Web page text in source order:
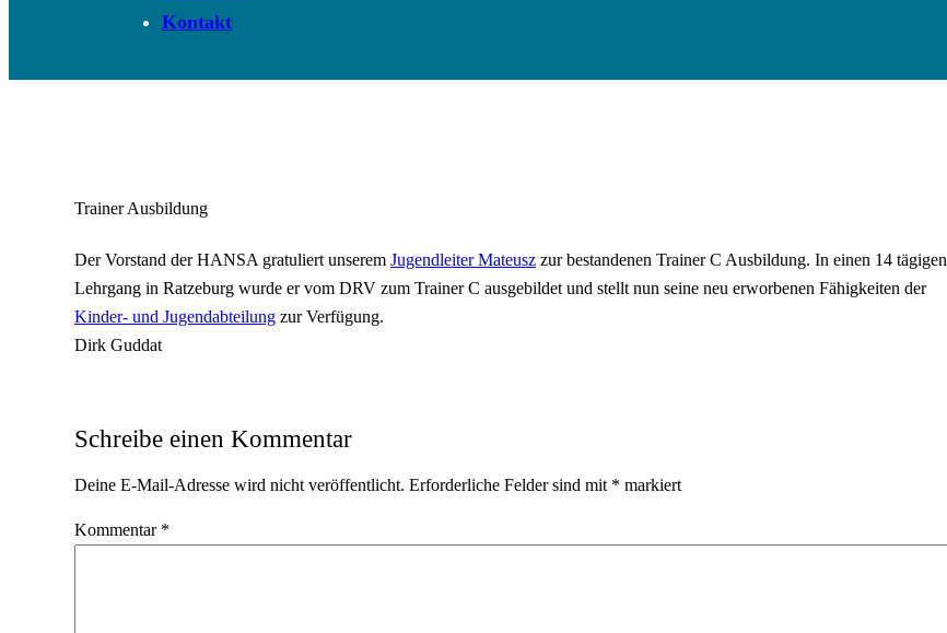
Kontakt
Trainer Ausbildung
Der Vorstand der HANSA gratuliert unserem Jugendleiter Mateusz zur bestandenen Trainer C Ausbildung. In einen 14 tägigen
Lehrgang in Ratzeburg wurde er vom DRV zum Trainer C ausgebildet und stellt nun seine neu erworbenen Fähigkeiten der
Kinder- und Jugendabteilung zur Verfügung.
Dirk Guddat
Schreibe einen Kommentar
Deine E-Mail-Adresse wird nicht veröffentlicht. Erforderliche Felder sind mit * markiert
Kommentar *